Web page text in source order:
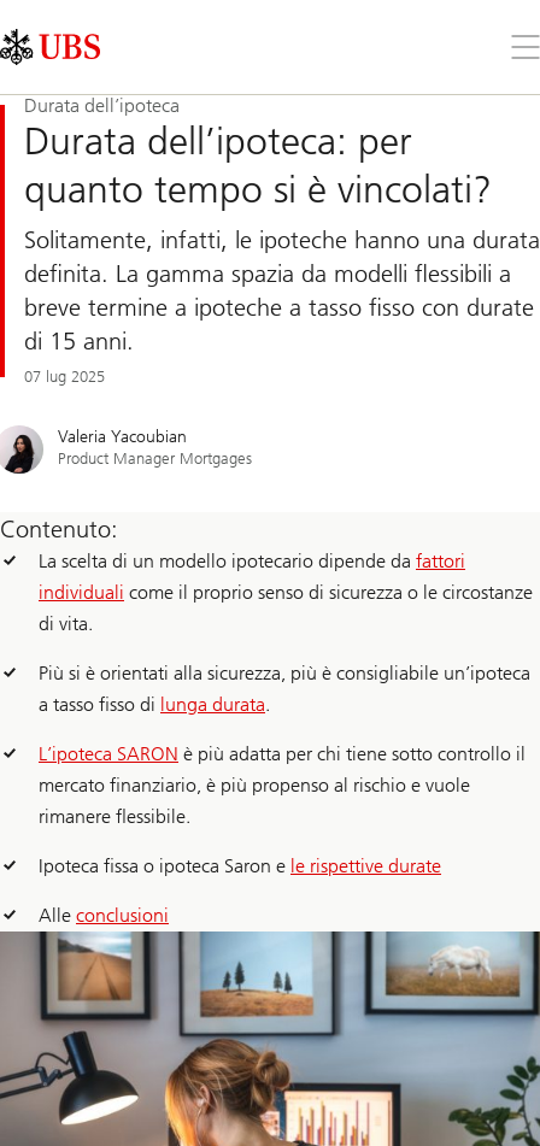
Links
Area
il
Durata dell’ipoteca
Durata dell’ipoteca: per
quanto tempo si è vincolati?
Solitamente, infatti, le ipoteche hanno una durata
definita. La gamma spazia da modelli flessibili a
breve termine a ipoteche a tasso fisso con durate
di 15 anni.
07 lug 2025
Valeria Yacoubian
Product Manager Mortgages
Contenuto:
La scelta di un modello ipotecario dipende da fattori
individuali come il proprio senso di sicurezza o le circostanze
di vita.
Più si è orientati alla sicurezza, più è consigliabile un’ipoteca
a tasso fisso di lunga durata.
L’ipoteca SARON è più adatta per chi tiene sotto controllo il
mercato finanziario, è più propenso al rischio e vuole
rimanere flessibile.
Ipoteca fissa o ipoteca Saron e le rispettive durate
Alle conclusioni